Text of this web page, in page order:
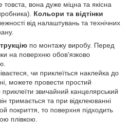
товста, вона дуже міцна та якісна
Кольори та відтінки
від налаштувань та технічних
по монтажу виробу. Перед
на поверхню обов'язково
чи приклеїться наклейка до
можете провести простий
звичайний канцелярський
тримається та при відклеюванні
покриття, то поверхня підходить
плівкою.